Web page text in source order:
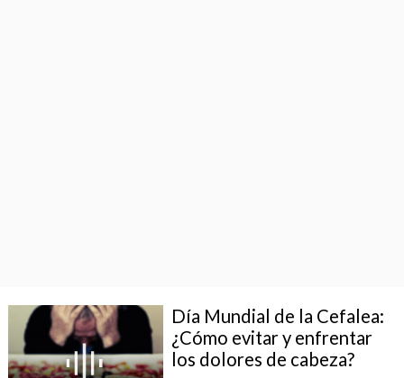
Día Mundial de la Cefalea:
¿Cómo evitar y enfrentar
los dolores de cabeza?